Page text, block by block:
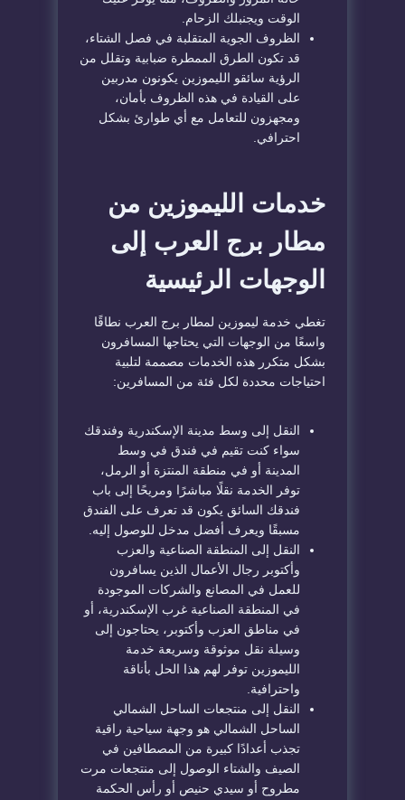
الوقت ويجنبلك الزحام.
الظروف الجوية المتقلبة في فصل الشتاء،
قد تكون الطرق الممطرة ضبابية وتقلل من
الرؤية سائقو الليموزين يكونون مدربين
على القيادة في هذه الظروف بأمان،
ومجهزون للتعامل مع أي طوارئ بشكل
احترافي.
خدمات الليموزين من
مطار برج العرب إلى
الوجهات الرئيسية
تغطي خدمة ليموزين لمطار برج العرب نطاقًا
واسعًا من الوجهات التي يحتاجها المسافرون
بشكل متكرر هذه الخدمات مصممة لتلبية
احتياجات محددة لكل فئة من المسافرين:
النقل إلى وسط مدينة الإسكندرية وفندقك
سواء كنت تقيم في فندق في وسط
المدينة أو في منطقة المنتزة أو الرمل،
توفر الخدمة نقلًا مباشرًا ومريحًا إلى باب
فندقك السائق يكون قد تعرف على الفندق
مسبقًا ويعرف أفضل مدخل للوصول إليه.
النقل إلى المنطقة الصناعية والعزب
وأكتوبر رجال الأعمال الذين يسافرون
للعمل في المصانع والشركات الموجودة
في المنطقة الصناعية غرب الإسكندرية، أو
في مناطق العزب وأكتوبر، يحتاجون إلى
وسيلة نقل موثوقة وسريعة خدمة
الليموزين توفر لهم هذا الحل بأناقة
واحترافية.
النقل إلى منتجعات الساحل الشمالي
الساحل الشمالي هو وجهة سياحية راقية
تجذب أعدادًا كبيرة من المصطافين في
الصيف والشتاء الوصول إلى منتجعات مرت
مطروح أو سيدي حنيص أو رأس الحكمة